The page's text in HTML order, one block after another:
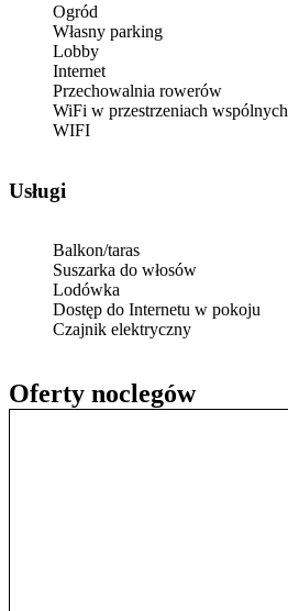
Oferty noclegów
Ogród
Własny parking
Lobby
Internet
Przechowalnia rowerów
WiFi w przestrzeniach wspólnych
WIFI
Usługi
Balkon/taras
Suszarka do włosów
Lodówka
Dostęp do Internetu w pokoju
Czajnik elektryczny